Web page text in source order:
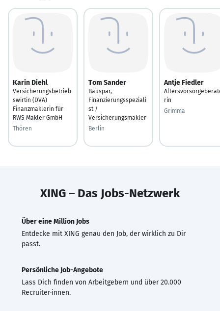
Karin Diehl
Versicherungsbetrieb
swirtin (DVA)
Finanzmaklerin für
RWS Makler GmbH
Thören
Tom Sander
Bauspar,-
Finanzierungsspeziali
st /
Versicherungsmakler
Berlin
Antje Fiedler
rin
Grimma
XING – Das Jobs-Netzwerk
Über eine Million Jobs
Entdecke mit XING genau den Job, der wirklich zu Dir
passt.
Persönliche Job-Angebote
Lass Dich finden von Arbeitgebern und über 20.000
Recruiter·innen.